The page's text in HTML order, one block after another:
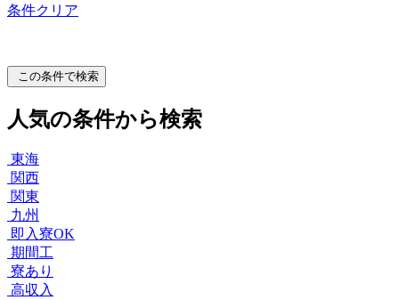
条件クリア
この条件で検索
人気の条件から検索
東海
関西
関東
九州
即入寮OK
期間工
寮あり
高収入